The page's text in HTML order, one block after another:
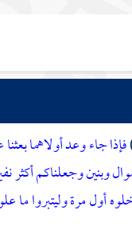
فإذا جاء وعد أولاهما
وبنين وجعلناكم أكثر
مرة وليتبروا ما